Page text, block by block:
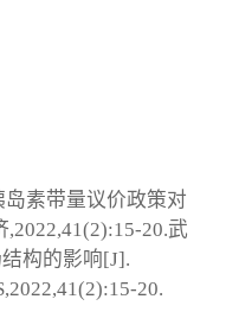
素带量议价政策对
20.武
构的影响[J].
20.